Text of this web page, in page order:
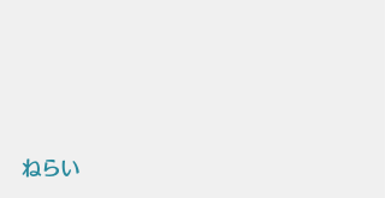
ねらい